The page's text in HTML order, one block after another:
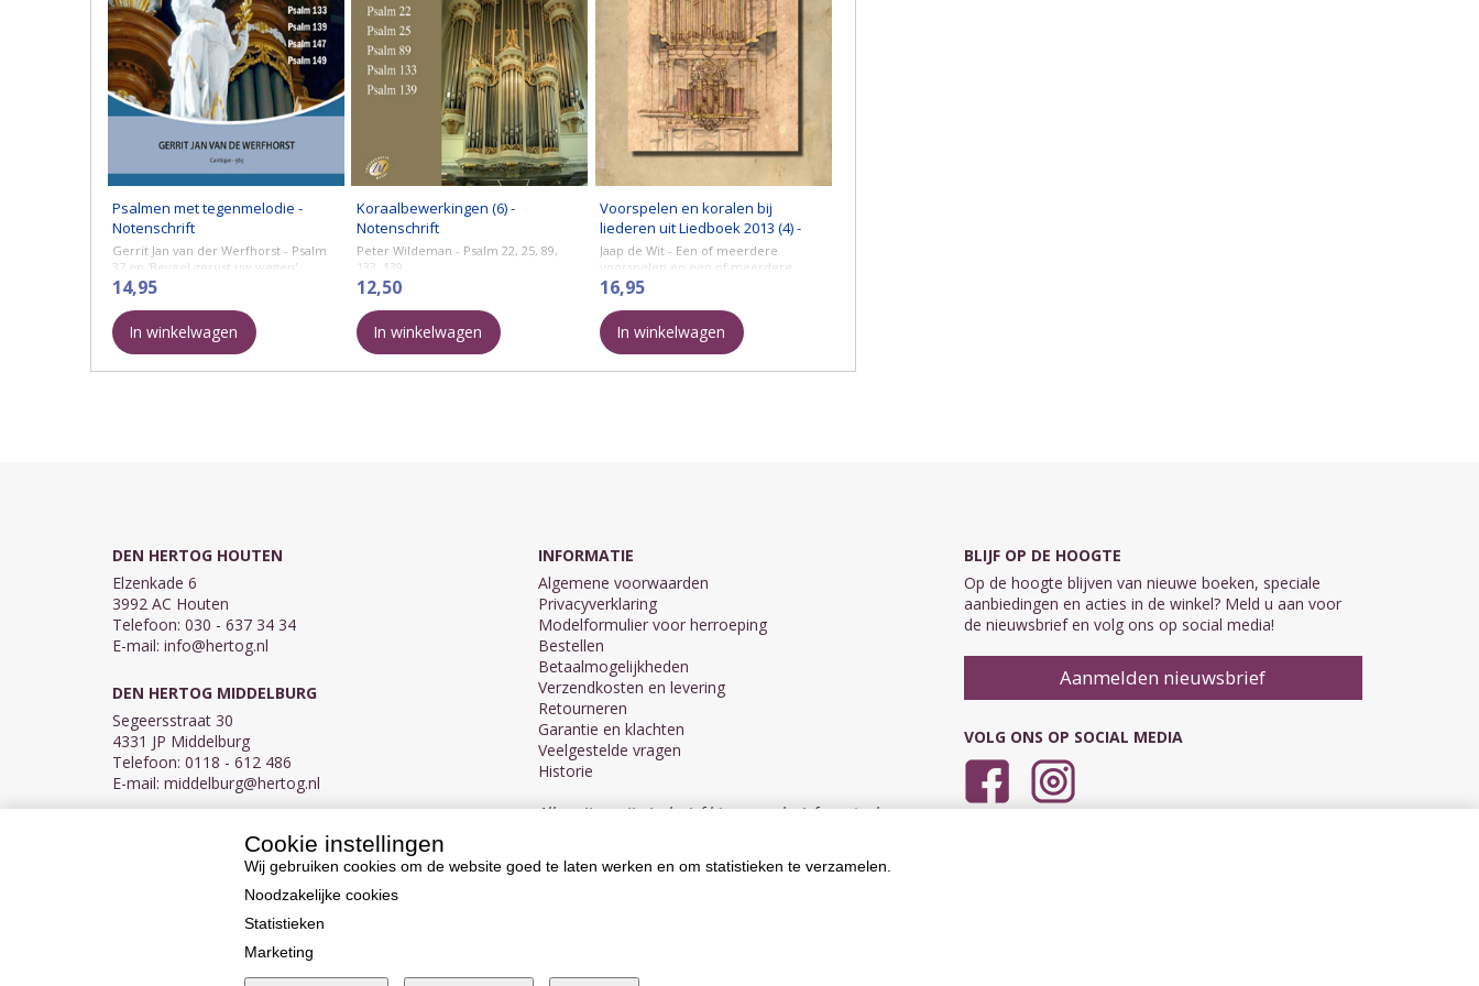
Psalmen met tegenmelodie -
Notenschrift
Gerrit Jan van der Werfhorst - Psalm
37 en 'Beveel gerust uw wegen'
Psalm 37 en 'Stel mijn vertrouwen'
Psalm 38 en 'Straf mij in uw ...
14,95
In winkelwagen
Koraalbewerkingen (6) -
Notenschrift
Peter Wildeman - Psalm 22, 25, 89,
133, 139.
12,50
In winkelwagen
Voorspelen en koralen bij
liederen uit Liedboek 2013 (4) -
Notenschrift
Jaap de Wit - Een of meerdere
voorspelen en een of meerdere
zettingen per lied.
Kersttijd:
Lied 468: Prijs de Heer die herders
prijzen
16,95
In winkelwagen
DEN HERTOG HOUTEN
Elzenkade 6
3992 AC Houten
Telefoon: 030 - 637 34 34
E-mail: info@hertog.nl
DEN HERTOG MIDDELBURG
Segeersstraat 30
4331 JP Middelburg
Telefoon: 0118 - 612 486
E-mail: middelburg@hertog.nl
BTW NL007450242B03
INFORMATIE
Algemene voorwaarden
Privacyverklaring
Modelformulier voor herroeping
Bestellen
Betaalmogelijkheden
Verzendkosten en levering
Retourneren
Garantie en klachten
Veelgestelde vragen
Historie
Alle prijzen zijn inclusief btw en exclusief eventuele
BLIJF OP DE HOOGTE
Op de hoogte blijven van nieuwe boeken, speciale
aanbiedingen en acties in de winkel? Meld u aan voor
de nieuwsbrief en volg ons op social media!
Aanmelden nieuwsbrief
VOLG ONS OP SOCIAL MEDIA
Cookie instellingen
Wij gebruiken cookies om de website goed te laten werken en om statistieken te verzamelen.
Noodzakelijke cookies
Statistieken
Marketing